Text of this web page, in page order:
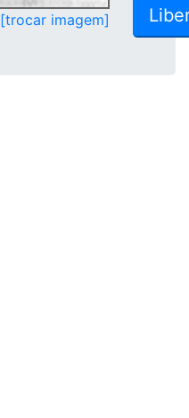
[trocar imagem]